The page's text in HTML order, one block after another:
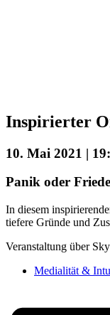
Inspirierter
10. Mai 2021 |
Panik oder
In diesem
tiefere Gründe und
Veranstaltung über
Medialität &